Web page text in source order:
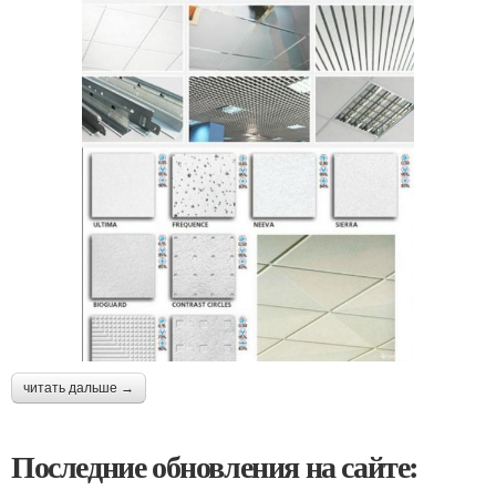
читать дальше →
Последние обновления на сайте: